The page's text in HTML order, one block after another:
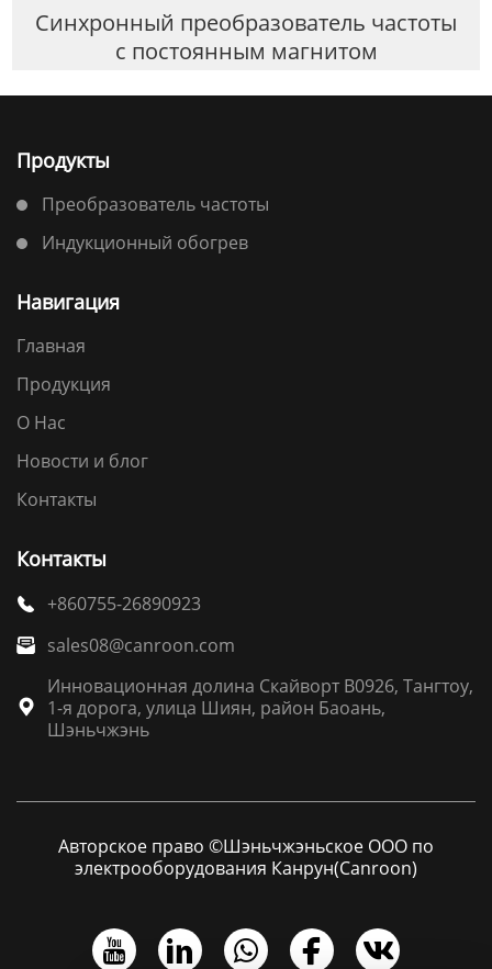
Синхронный преобразователь частоты
с постоянным магнитом
Продукты
Преобразователь частоты
Индукционный обогрев
Навигация
Главная
Продукция
О Нас
Новости и блог
Контакты
Контакты
 +860755-26890923
 sales08@canroon.com

Инновационная долина Скайворт B0926, Тангтоу,
1-я дорога, улица Шиян, район Баоань,
Шэньчжэнь
Авторское право ©Шэньчжэньское ООО по
электрооборудования Канрун(Canroon)
    